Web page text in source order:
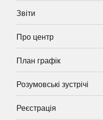
Звіти
Про центр
План графік
Розумовські зустрічі
Реєстрація